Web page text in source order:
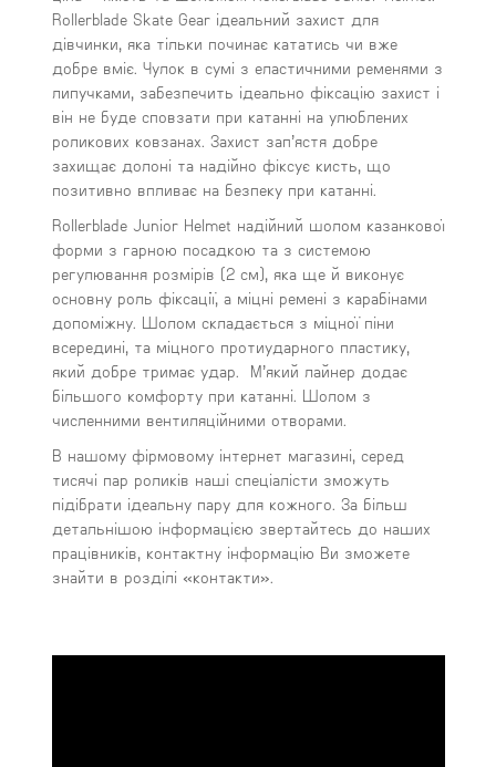
Rollerblade Skate Gear ідеальний захист для
дівчинки, яка тільки починає кататись чи вже
добре вміє. Чулок в сумі з еластичними ременями з
липучками, забезпечить ідеально фіксацію захист і
він не буде сповзати при катанні на улюблених
роликових ковзанах. Захист зап’ястя добре
захищає долоні та надійно фіксує кисть, що
позитивно впливає на безпеку при катанні.
Rollerblade Junior Helmet надійний шолом казанкової
форми з гарною посадкою та з системою
регулювання розмірів (2 см), яка ще й виконує
основну роль фіксації, а міцні ремені з карабінами
допоміжну. Шолом складається з міцної піни
всередині, та міцного протиударного пластику,
який добре тримає удар. М’який лайнер додає
більшого комфорту при катанні. Шолом з
численними вентиляційними отворами.
В нашому фірмовому інтернет магазині, серед
тисячі пар роликів наші спеціалісти зможуть
підібрати ідеальну пару для кожного. За більш
детальнішою інформацією звертайтесь до наших
працівників, контактну інформацію Ви зможете
знайти в розділі «контакти».